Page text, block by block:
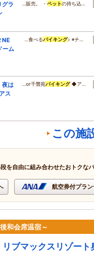
グラ
…販売。 ・ペットの持ち込…
NE
ーム
…食べるバイキング♪ ※チ…
夜は
ス
…or千畳苑バイキング◆ア…
この施
を自由に組み合わせたおトクな
航空券付プラ
和会席温宿～
リブマックスリゾート